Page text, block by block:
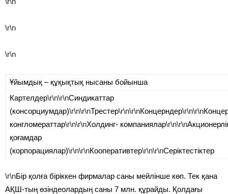
\r\n
\r\n
Ұйымдық – құқықтық нысаны бойынша
Картелдер\r\n\r\nСиндикаттар
(консорциумдар)\r\n\r\nТрестер\r\n\r\nКонцерндер\r\n\r\n
конгломераттар\r\n\r\nХолдинг- компаниялар\r\n\r\n
қоғамдар
(корпорациялар)\r\n\r\nКооперативтер\r\n\r\nСеріктестіктер
\r\nБір қолға біріккен фирмалар саны мейлінше көп. Тек қана
АҚШ-тың өзіндеолардың саны 7 млн. құрайды. Қолдағы